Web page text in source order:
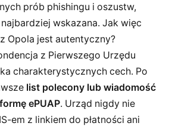
prób phishingu i oszustw,
wskazana. Jak więc
Opola jest autentyczny?
z Pierwszego Urzędu
charakterystycznych cech. Po
list polecony lub wiadomość
ePUAP. Urząd nigdy nie
em z linkiem do płatności ani